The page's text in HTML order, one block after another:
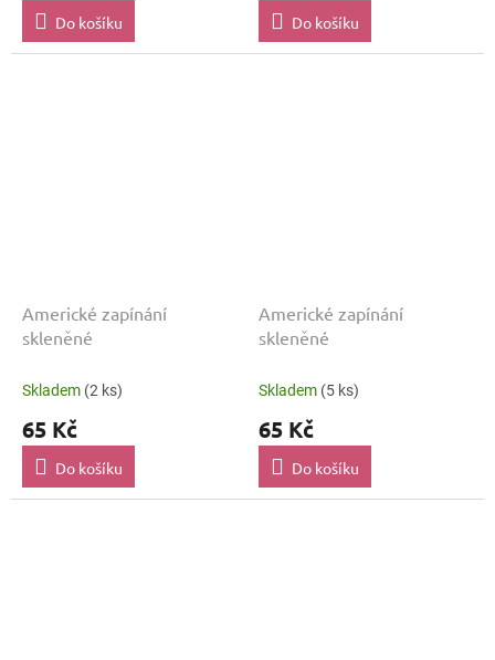
Do košíku Do košíku
Americké zapínání
skleněné
Skladem (2 ks)
65 Kč
Do košíku
Americké zapínání
skleněné
Skladem (5 ks)
65 Kč
Do košíku